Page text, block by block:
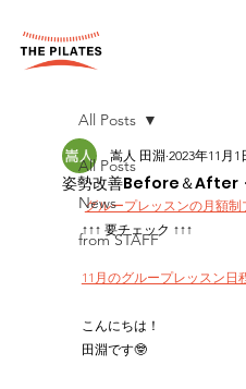
All Posts
News
from STAFF
All Posts
姿勢改善Before＆After
嵩人 田淵 2023年11月1
グループレッスンの月額制
↑↑↑ 要チェック ↑↑↑
11月のグループレッスン日
こんにちは！
田淵です🤓